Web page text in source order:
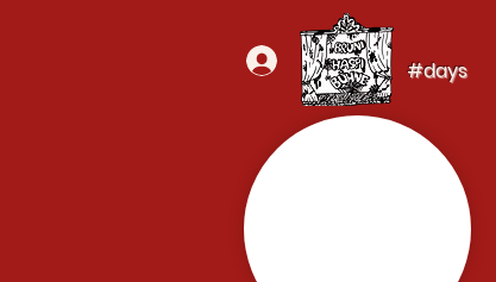
#days